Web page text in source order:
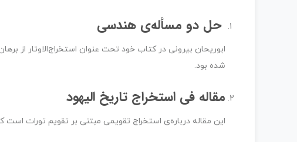
حل دو مسأله‌ی هندسی
ابوریحان بیرونی در کتاب خود تحت عنوان استخراج‌الاوتار از
شده بود.
مقاله فی استخراج تاریخ الیهود
این مقاله درباره‌ی استخراج تقویمی مبتنی بر تقویم تورات